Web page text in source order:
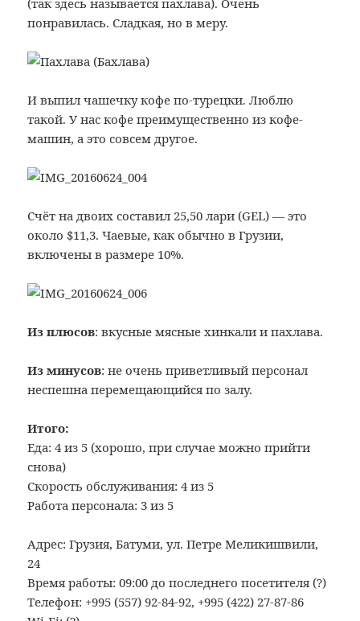
понравилась. Сладкая, но в меру.
И выпил чашечку кофе по-турецки. Люблю
такой. У нас кофе преимущественно из кофе-
машин, а это совсем другое.
Счёт на двоих составил 25,50 лари (GEL) — это
около $11,3. Чаевые, как обычно в Грузии,
включены в размере 10%.
Из плюсов: вкусные мясные хинкали и пахлава.
Из минусов: не очень приветливый персонал
неспешна перемещающийся по залу.
Итого:
Еда: 4 из 5 (хорошо, при случае можно прийти
снова)
Скорость обслуживания: 4 из 5
Работа персонала: 3 из 5
Адрес: Грузия, Батуми, ул. Петре Меликишвили,
24
Время работы: 09:00 до последнего посетителя (?)
Телефон: +995 (557) 92-84-92, +995 (422) 27-87-86